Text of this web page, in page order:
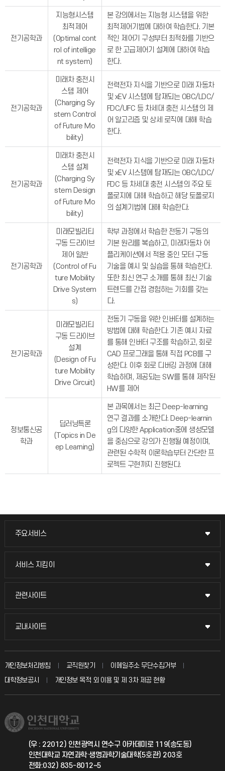
전기공학과
지능형시스템
최적제어
(Optimal cont
rol of intellige
nt system)
본 강의에서는 지능형 시스템을 위한
최적제어기법에 대하여 학습한다. 기본
적인 제어기 구성부터 최적화를 기반으
로 한 고급제어기 설계에 대하여 학습
한다.
전기공학과
미래차 충전시
스템 제어
(Charging Sy
stem Control
of Future Mo
bility)
전력전자 지식을 기반으로 미래 자동차
및 xEV 시스템에 탑재되는 OBC/LDC/
FDC/UFC 등 차세대 충전 시스템의 제
어 알고리즘 및 상세 로직에 대해 학습
한다.
전기공학과
미래차 충전시
스템 설계
(Charging Sy
stem Design
of Future Mo
bility)
전력전자 지식을 기반으로 미래 자동차
및 xEV 시스템에 탑재되는 OBC/LDC/
FDC 등 차세대 충전 시스템의 주요 토
폴로지에 대해 학습하고 해당 토폴로지
의 설계기법에 대해 학습한다.
전기공학과
미래모빌리티
구동 드라이브
제어 일반
(Control of Fu
ture Mobility
Drive System
s)
학부 과정에서 학습한 전동기 구동의
기본 원리를 복습하고, 미래자동차 어
플리케이션에서 적용 중인 모터 구동
기술을 예시 및 실습을 통해 학습한다.
또한 최신 연구 소개를 통해 최신 기술
트렌드를 간접 경험하는 기회를 갖는
다.
전기공학과
미래모빌리티
구동 드라이브
설계
(Design of Fu
ture Mobility
Drive Circuit)
전동기 구동을 위한 인버터를 설계하는
방법에 대해 학습한다. 기존 예시 자료
를 통해 인버터 구조를 학습하고, 회로
CAD 프로그래을 통해 직접 PCB를 구
성한다. 이후 회로 디버깅 과정에 대해
학습하며, 제공되는 SW를 통해 제작된
HW를 제어
정보통신공
학과
딥러닝특론
(Topics in De
ep Learning)
본 과목에서는 최근 Deep-learning
연구 결과를 소개한다. Deep-learnin
g의 다양한 Application중에 생성모델
을 중심으로 강의가 진행될 예정이며,
관련된 수학적 이론학습부터 간단한 프
로젝트 구현까지 진행된다.
주요서비스
주요서비스
교무회의방송
입학안내
취업정보(학생)
서비스 지킴이
서비스 지킴이
묻고 답하기
칭찬마당
학생서비스 지킴이
관련사이트
관련사이트
국방헬프콜
총동문회
교내사이트
교내사이트
교수회
교육혁신본부
국제지원과
공자아카데미
개인정보처리방침 교직원찾기
이메일주소 무단수집거부
대학정보공시
개인정보 목적 외 이용 및 제 3차 제공 현황
(우 : 22012) 인천광역시 연수구 아카데미로 119(송도동)
인천대학교 자연과학·생명과학기술대학(5호관) 203호
전화:032) 835-8012~5